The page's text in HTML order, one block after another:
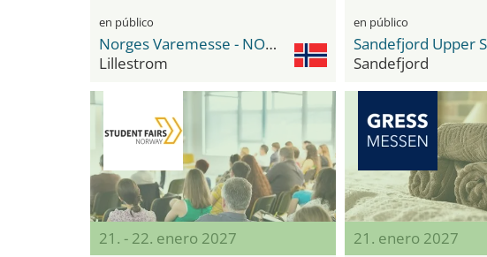
en público
Norges Varemesse - NOVA Spektrum
Lillestrom
en público
Sandefjord
21. - 22. enero 2027 21. enero 2027